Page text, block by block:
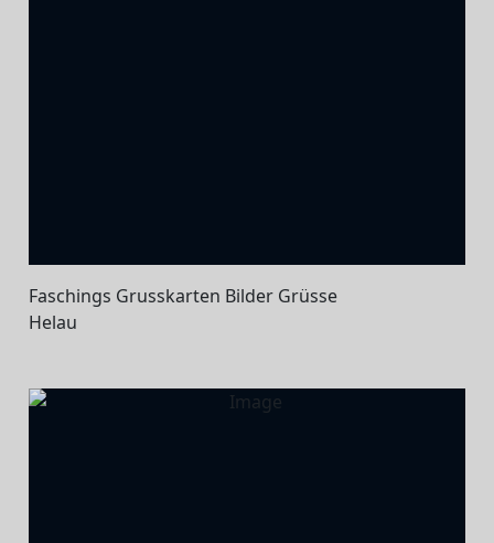
Faschings Grusskarten Bilder Grüsse
Helau